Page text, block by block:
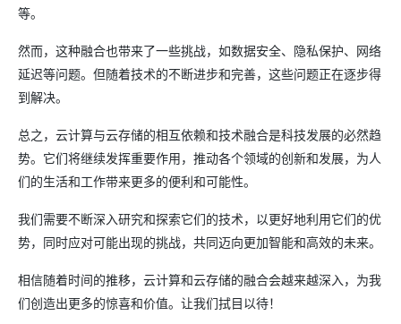
等。
然而，这种融合也带来了一些挑战，如数据安全、隐私保护、网络
延迟等问题。但随着技术的不断进步和完善，这些问题正在逐步得
到解决。
总之，云计算与云存储的相互依赖和技术融合是科技发展的必然趋
势。它们将继续发挥重要作用，推动各个领域的创新和发展，为人
们的生活和工作带来更多的便利和可能性。
我们需要不断深入研究和探索它们的技术，以更好地利用它们的优
势，同时应对可能出现的挑战，共同迈向更加智能和高效的未来。
相信随着时间的推移，云计算和云存储的融合会越来越深入，为我
们创造出更多的惊喜和价值。让我们拭目以待！